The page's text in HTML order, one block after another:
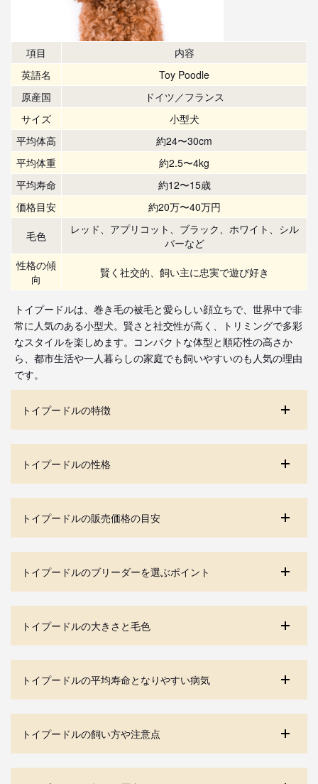
項目
内容
英語名
Toy Poodle
原産国
ドイツ／フランス
サイズ
小型犬
平均体高
約24〜30cm
平均体重
約2.5〜4kg
平均寿命
約12〜15歳
価格目安
約20万〜40万円
毛色
レッド、アプリコット、ブラック、ホワイト、シル
バーなど
性格の傾
向
賢く社交的、飼い主に忠実で遊び好き
トイプードルは、巻き毛の被毛と愛らしい顔立ちで、世界中で非
常に人気のある小型犬。賢さと社交性が高く、トリミングで多彩
なスタイルを楽しめます。コンパクトな体型と順応性の高さか
ら、都市生活や一人暮らしの家庭でも飼いやすいのも人気の理由
です。
トイプードルの特徴
トイプードルの性格
トイプードルの販売価格の目安
トイプードルのブリーダーを選ぶポイント
トイプードルの大きさと毛色
トイプードルの平均寿命となりやすい病気
トイプードルの飼い方や注意点